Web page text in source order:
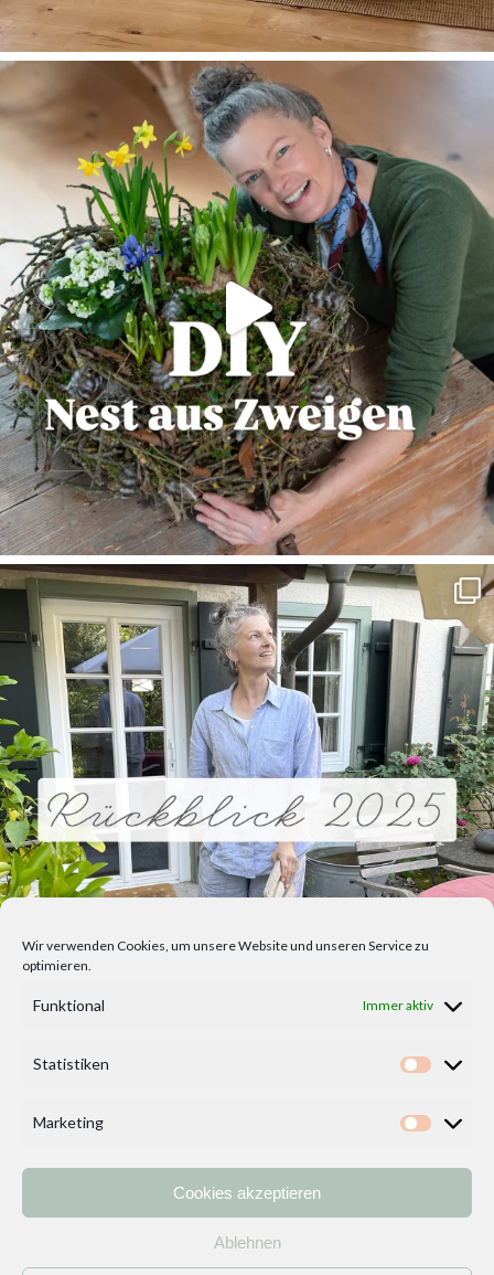
Wir verwenden Cookies, um unsere Website und unseren Service zu
optimieren.
Funktional Immer aktiv
Statistiken
Marketing
Cookies akzeptieren
Ablehnen
Kontakt